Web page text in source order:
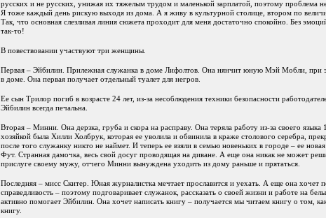
русских и не русских, унижая их тяжелым трудом и маленькой зарплатой, поэтому проблема
Я тоже каждый день рискую выходя из дома. А я живу в культурной столице, втором по
Так, что основная слезливая линия сюжета проходит для меня достаточно спокойно. Без
так-то!
В повествовании участвуют три женщины.
Первая – Эйбилин. Прилежная служанка в доме Лифолтов. Она нянчит юную Мэй Мобли, при
в доме. Она первая получает отдельный туалет для негров.
Ее сын Трилор погиб в возрасте 24 лет, из-за несоблюдения техники безопасности
Эйбилин всегда печальна.
Вторая – Минни. Она дерзка, груба и скора на расправу. Она теряла работу из-за своего языка
хозяйкой была Хилли Холбрук, которая ее уволила и обвинила в краже столового серебра,
после того служанку никто не наймет. И теперь ее взяли в семью новеньких в городе – ее
Фут. Странная дамочка, весь свой досуг проводящая на диване. А еще она никак не может
прислуге своему мужу, отчего Минни вынуждена уходить из дому раньше и прятаться.
Последняя – мисс Скитер. Юная журналистка мечтает прославится и уехать. А еще она хочет
справедливость – поэтому подговаривает служанок, рассказать о своей жизни и работе на
активно помогает Эйбилин. Она хочет написать книгу – получается мы читаем книгу о том,
книгу.